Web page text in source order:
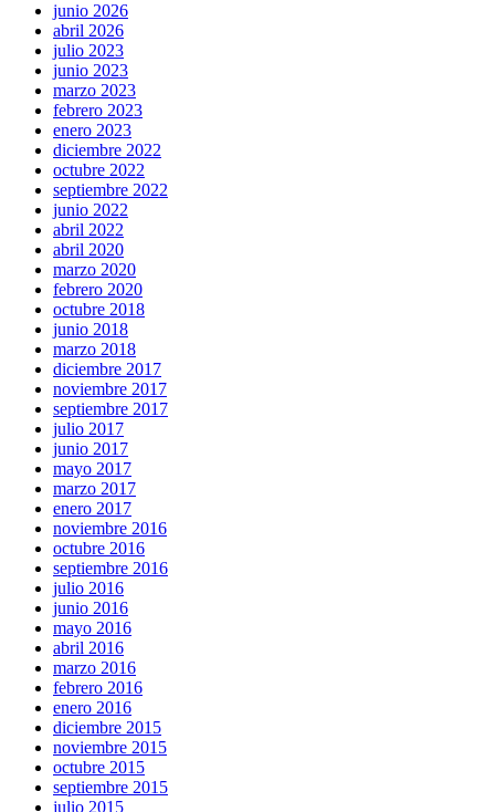
junio 2026
abril 2026
julio 2023
junio 2023
marzo 2023
febrero 2023
enero 2023
diciembre 2022
octubre 2022
septiembre 2022
junio 2022
abril 2022
abril 2020
marzo 2020
febrero 2020
octubre 2018
junio 2018
marzo 2018
diciembre 2017
noviembre 2017
septiembre 2017
julio 2017
junio 2017
mayo 2017
marzo 2017
enero 2017
noviembre 2016
octubre 2016
septiembre 2016
julio 2016
junio 2016
mayo 2016
abril 2016
marzo 2016
febrero 2016
enero 2016
diciembre 2015
noviembre 2015
octubre 2015
septiembre 2015
julio 2015